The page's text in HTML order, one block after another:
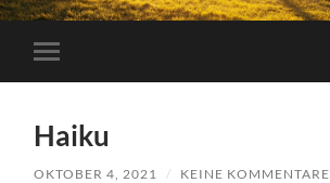
Mobile-
Menü
Haiku
OKTOBER 4, 2021 / KEINE KOMMENTARE